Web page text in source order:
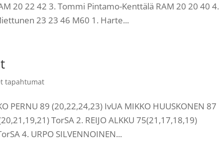
20 22 42 3. Tommi Pintamo-Kenttälä RAM 20 20 40 4.
23 23 46 M60 1. Harte...
tapahtumat
PERNU 89 (20,22,24,23) IvUA MIKKO HUUSKONEN 87
TorSA 2. REIJO ALKKU 75(21,17,18,19)
4. URPO SILVENNOINEN...